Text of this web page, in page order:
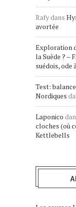
Rafydans
avortée
Exploration
la Suède ? –
suédois, ode
Test:
Nordiques
Laponico
cloches (où
Kettlebells